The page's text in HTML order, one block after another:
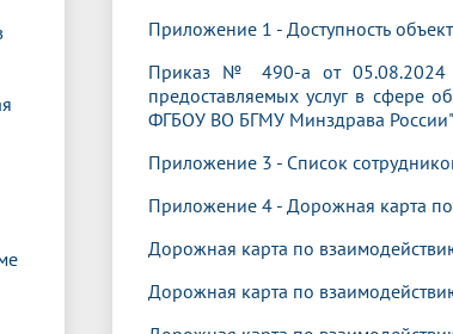
Приложение 1 - Доступность
Приказ № 490-а от 05.08.2024
предоставляемых услуг в сфере
ФГБОУ ВО БГМУ Минздрава России"
Приложение 3 - Список
Приложение 4 - Дорожная карта
Дорожная карта по
Дорожная карта по